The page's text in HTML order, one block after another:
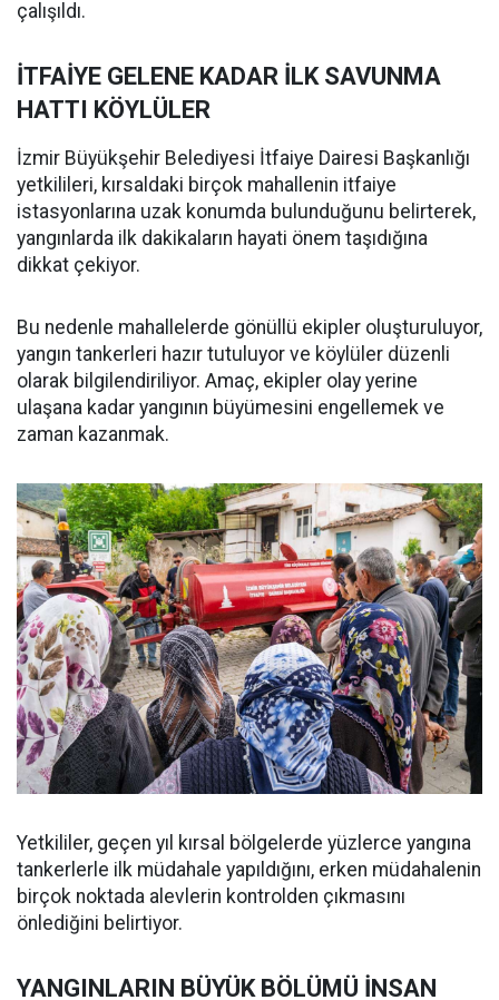
çalışıldı.
İTFAİYE GELENE KADAR İLK SAVUNMA
HATTI KÖYLÜLER
İzmir Büyükşehir Belediyesi İtfaiye Dairesi Başkanlığı
yetkilileri, kırsaldaki birçok mahallenin itfaiye
istasyonlarına uzak konumda bulunduğunu belirterek,
yangınlarda ilk dakikaların hayati önem taşıdığına
dikkat çekiyor.
Bu nedenle mahallelerde gönüllü ekipler oluşturuluyor,
yangın tankerleri hazır tutuluyor ve köylüler düzenli
olarak bilgilendiriliyor. Amaç, ekipler olay yerine
ulaşana kadar yangının büyümesini engellemek ve
zaman kazanmak.
Yetkililer, geçen yıl kırsal bölgelerde yüzlerce yangına
tankerlerle ilk müdahale yapıldığını, erken müdahalenin
birçok noktada alevlerin kontrolden çıkmasını
önlediğini belirtiyor.
YANGINLARIN BÜYÜK BÖLÜMÜ İNSAN